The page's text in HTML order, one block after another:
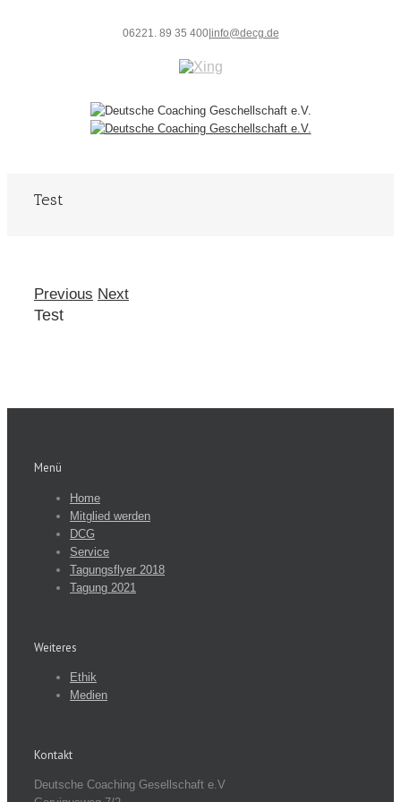
06221. 89 35 400| info@decg.de
Test
Previous Next
Test
Menü
Home
Mitglied werden
DCG
Service
Tagungsflyer 2018
Tagung 2021
Weiteres
Ethik
Medien
Kontakt
Deutsche Coaching Gesellschaft e.V